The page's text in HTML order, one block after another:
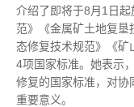
介绍了即将于8月1日
范》《金属矿土地复垦
态修复技术规范》《矿
4项国家标准。她表示
修复的国家标准，对协
重要意义。